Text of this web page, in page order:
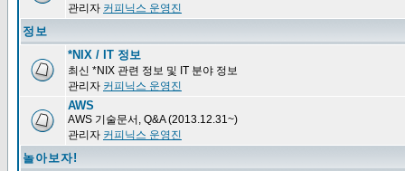
관리자 커피닉스 운영진
정보
*NIX / IT 정보
최신 *NIX 관련 정보 및 IT 분야 정보
관리자 커피닉스 운영진
AWS
AWS 기술문서, Q&A (2013.12.31~)
관리자 커피닉스 운영진
놀아보자!